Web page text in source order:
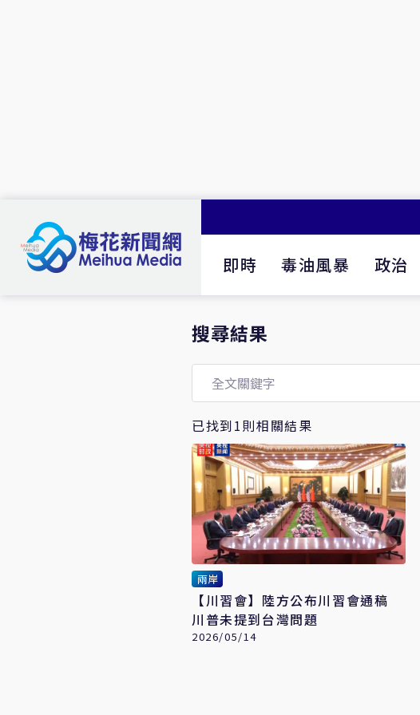
即時 毒油風暴 政治
搜尋結果
已找到1則相關結果
兩岸
【川習會】陸方公布川習會通稿
川普未提到台灣問題
2026/05/14